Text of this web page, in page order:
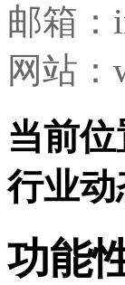
邮箱：
网站：
当前位
行业动
功能